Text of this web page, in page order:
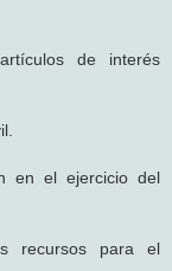
de interés
en el ejercicio del
recursos para el